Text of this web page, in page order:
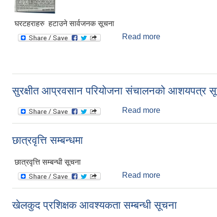
घरटहराहरु हटाउने सार्वजनक सूचना
Read more
सुरक्षीत आप्रवसान परियोजना संचालनको आशयपत्र
Read more
छात्रवृत्ति सम्बन्धमा
छात्रवृत्ति सम्बन्धी सूचना
Read more
खेलकुद प्रशिक्षक आवश्यकता सम्बन्धी सूचना